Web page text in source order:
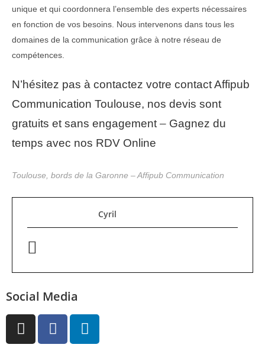
unique et qui coordonnera l’ensemble des experts nécessaires
en fonction de vos besoins. Nous intervenons dans tous les
domaines de la communication grâce à notre réseau de
compétences.
N’hésitez pas à contactez votre contact Affipub
Communication Toulouse, nos devis sont
gratuits et sans engagement – Gagnez du
temps avec nos RDV Online
Toulouse, bords de la Garonne – Affipub Communication
Cyril
Social Media